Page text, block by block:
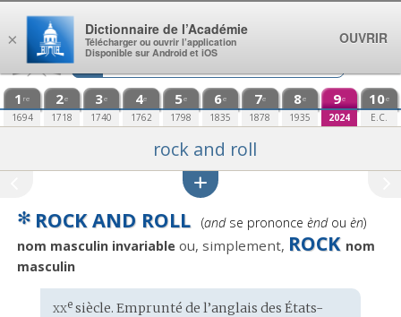
Aller au contenu
1 re
1694
2e
1718
3e
1740
4e
1762
5e
1798
6e
1835
7e
1878
8e
1935
9e
2024
10e
E.C.
rock and roll
✻ ROCK AND ROLL
Prononciation
(andse prononce èndou èn)
nom masculin invariable ou, simplement, ROCK nom
masculin
Étymologie
xxesiècle. Emprunté de l’anglais des États-
×
Dictionnaire de l’Académie
Télécharger ou ouvrir l’application
Disponible sur Android et iOS
OUVRIR